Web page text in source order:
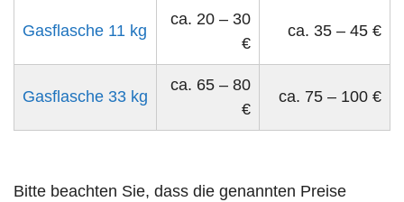
Gasflasche 11 kg
ca. 20 – 30
€
ca. 35 – 45 €
Gasflasche 33 kg
ca. 65 – 80
€
ca. 75 – 100 €
Bitte beachten Sie, dass die genannten Preise